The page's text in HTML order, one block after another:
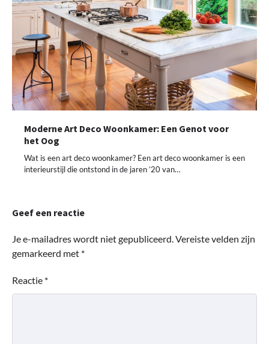
Moderne Art Deco Woonkamer: Een Genot voor
het Oog
Wat is een art deco woonkamer? Een art deco woonkamer is een
interieurstijl die ontstond in de jaren ’20 van…
Geef een reactie
Je e-mailadres wordt niet gepubliceerd.Vereiste velden zijn
gemarkeerd met *
Reactie *